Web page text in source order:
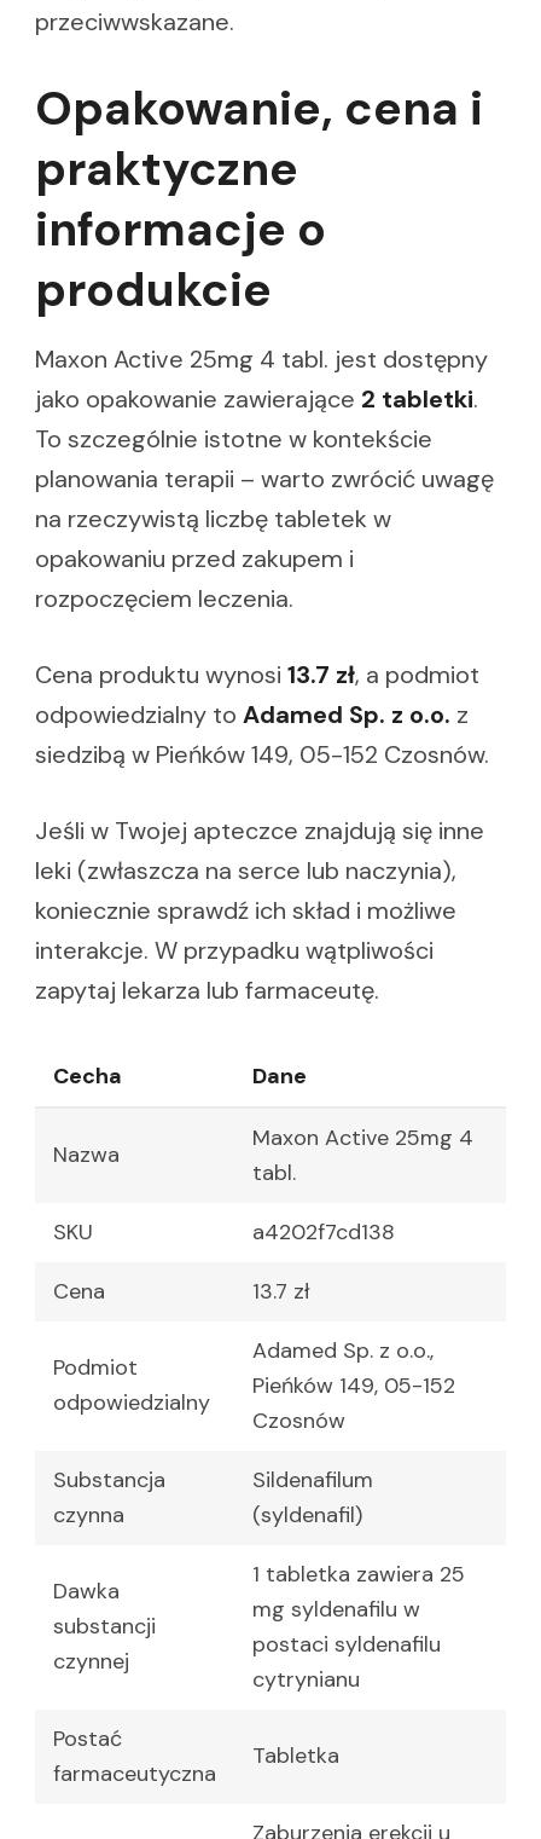
przeciwwskazane.
Opakowanie, cena i
praktyczne
informacje o
produkcie
Maxon Active 25mg 4 tabl. jest dostępny
jako opakowanie zawierające 2 tabletki.
To szczególnie istotne w kontekście
planowania terapii – warto zwrócić uwagę
na rzeczywistą liczbę tabletek w
opakowaniu przed zakupem i
rozpoczęciem leczenia.
Cena produktu wynosi 13.7 zł, a podmiot
odpowiedzialny to Adamed Sp. z o.o. z
siedzibą w Pieńków 149, 05-152 Czosnów.
Jeśli w Twojej apteczce znajdują się inne
leki (zwłaszcza na serce lub naczynia),
koniecznie sprawdź ich skład i możliwe
interakcje. W przypadku wątpliwości
zapytaj lekarza lub farmaceutę.
Cecha Dane
Nazwa
Maxon Active 25mg 4
tabl.
SKU a4202f7cd138
Cena 13.7 zł
Podmiot
odpowiedzialny
Adamed Sp. z o.o.,
Pieńków 149, 05-152
Czosnów
Substancja
czynna
Sildenafilum
(syldenafil)
Dawka
substancji
czynnej
1 tabletka zawiera 25
mg syldenafilu w
postaci syldenafilu
cytrynianu
Postać
farmaceutyczna
Tabletka
Zaburzenia erekcji u